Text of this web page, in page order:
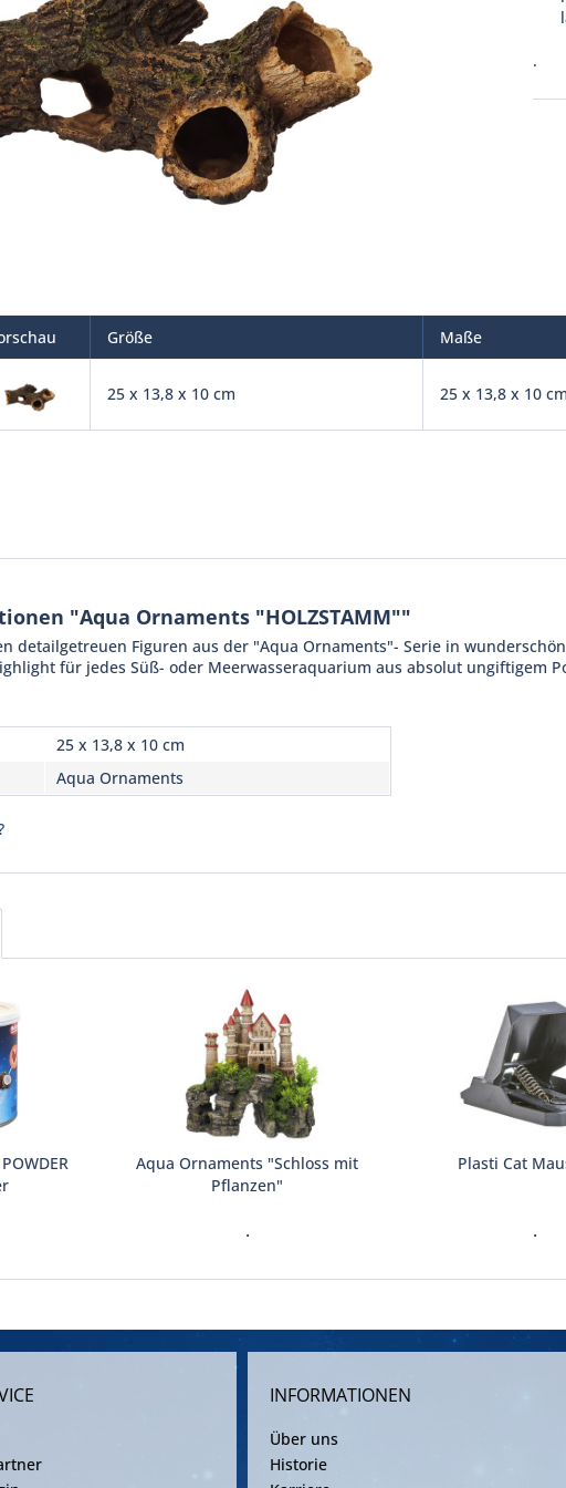
.
Größe Maße
25 x 13,8 x 10 cm 25 x 13,8 x 10 cm
"Aqua Ornaments "HOLZSTAMM""
detailgetreuen Figuren aus der "Aqua Ornaments"- Serie in
für jedes Süß- oder Meerwasseraquarium aus absolut ungiftigem
25 x 13,8 x 10 cm
Aqua Ornaments
Aqua Ornaments "Schloss mit
Pflanzen"
.
Plasti Cat
.
INFORMATIONEN
Über uns
Historie